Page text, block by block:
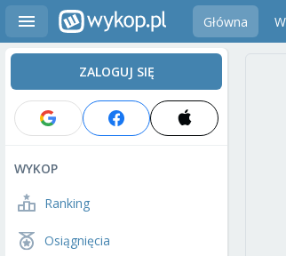
Główna
ZALOGUJ SIĘ
WYKOP
Ranking
Osiągnięcia